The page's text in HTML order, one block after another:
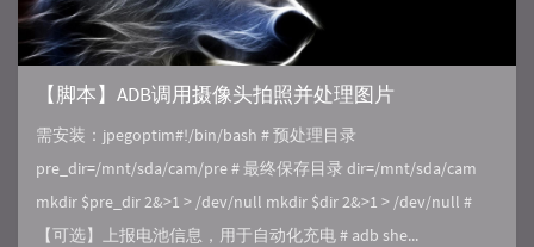
【脚本】ADB调用摄像头拍照并处理图片
需安装：jpegoptim#!/bin/bash # 预处理目录
pre_dir=/mnt/sda/cam/pre # 最终保存目录 dir=/mnt/sda/cam
mkdir $pre_dir 2&>1 > /dev/null mkdir $dir 2&>1 > /dev/null #
【可选】上报电池信息，用于自动化充电 # adb she...